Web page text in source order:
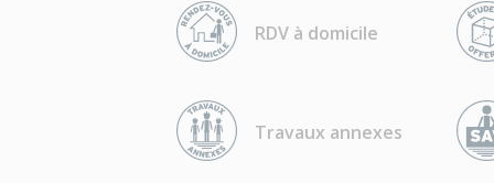
RDV à domicile
Travaux annexes